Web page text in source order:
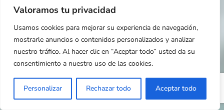
Valoramos tu privacidad
Usamos cookies para mejorar su experiencia de navegación,
mostrarle anuncios o contenidos personalizados y analizar
nuestro tráfico. Al hacer clic en “Aceptar todo” usted da su
consentimiento a nuestro uso de las cookies.
Personalizar Rechazar todo Aceptar todo